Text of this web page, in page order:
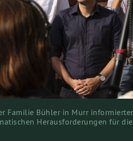
Familie Bühler in Murr
Herausforderungen für